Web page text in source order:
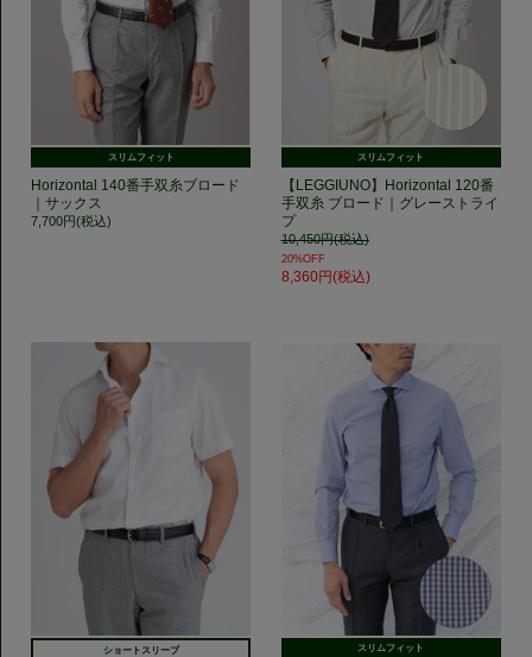
スリムフィット
Horizontal 140番手双糸ブロード
｜サックス
7,700円(税込)
スリムフィット
【LEGGIUNO】Horizontal 120番
手双糸 ブロード｜グレーストライ
プ
10,450円(税込)
20%OFF
8,360円(税込)
ショートスリーブ スリムフィット